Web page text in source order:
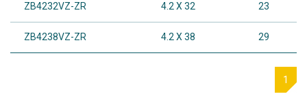
ZB4232VZ-ZR 4.2 X 32 23
ZB4238VZ-ZR 4.2 X 38 29
1